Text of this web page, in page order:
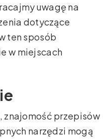
uwagę na
dotyczące
ten sposób
w miejscach
znajomość przepisów
narzędzi mogą